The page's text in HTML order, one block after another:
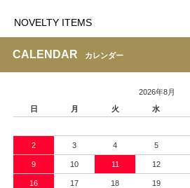
NOVELTY ITEMS
CALENDAR カレンダー
2026年8月
日
月 火 水
2 3 4 5
9 10 11 12
16 17 18 19